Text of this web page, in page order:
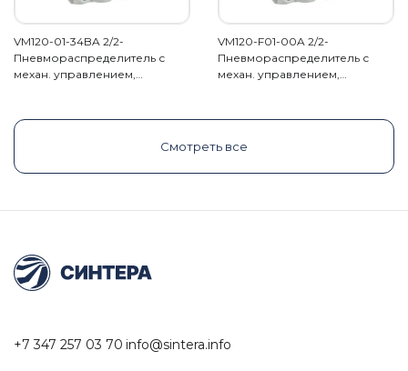
VM120-01-34BA 2/2-
Пневмораспределитель с
механ. управлением,…
VM120-F01-00A 2/2-
Пневмораспределитель с
механ. управлением,…
Смотреть все
+7 347 257 03 70 info@sintera.info